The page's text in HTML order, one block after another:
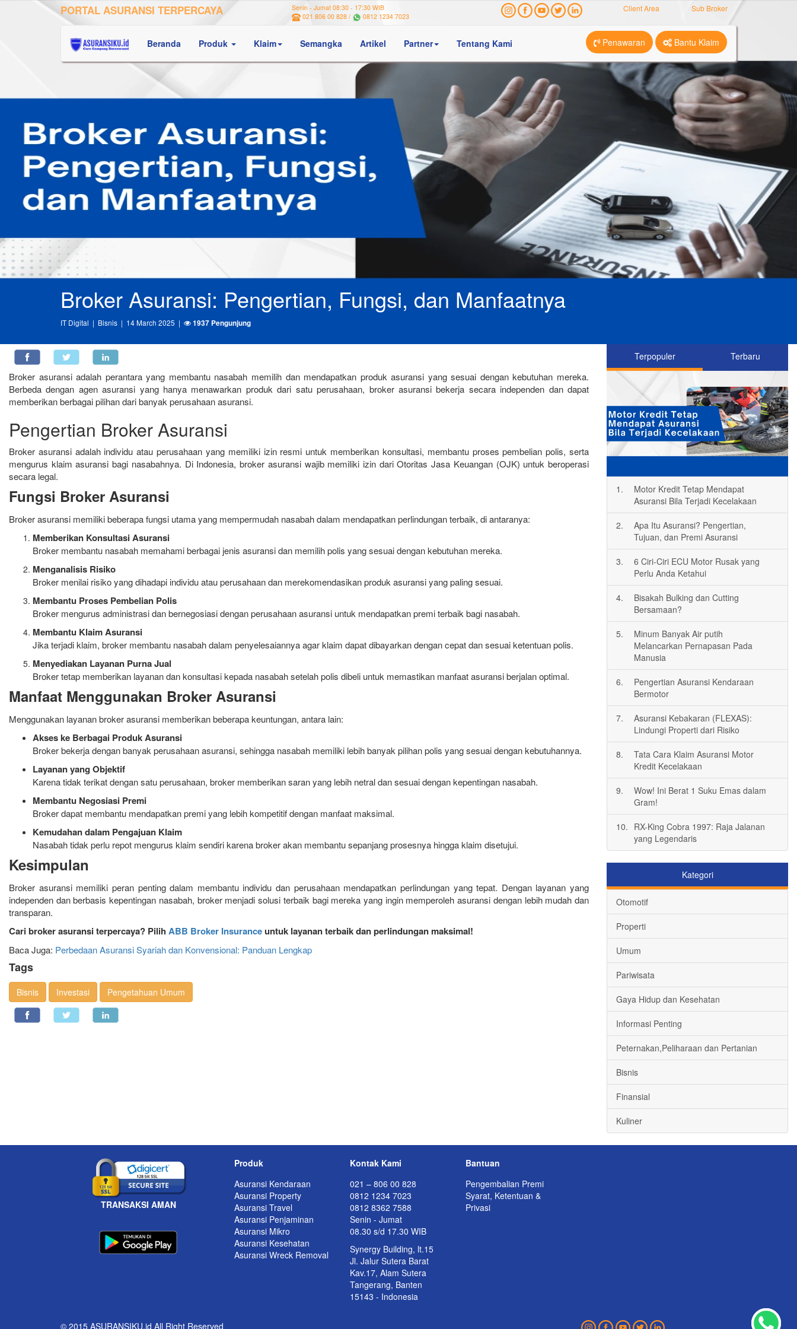
PORTAL ASURANSI TERPERCAYA
Senin - Jumat 08:30 - 17:30 WIB
021 806 00 828 /
0812 1234 7023
Client Area Sub Broker
Beranda Produk Klaim Semangka Artikel Partner Tentang Kami Penawaran Bantu Klaim
Broker Asuransi: Pengertian, Fungsi, dan Manfaatnya
IT Digital | Bisnis | 14 March 2025 | 1937 Pengunjung
Broker asuransi adalah perantara yang membantu nasabah memilih dan mendapatkan produk asuransi yang sesuai dengan kebutuhan mereka.
Berbeda dengan agen asuransi yang hanya menawarkan produk dari satu perusahaan, broker asuransi bekerja secara independen dan dapat
memberikan berbagai pilihan dari banyak perusahaan asuransi.
Pengertian Broker Asuransi
Broker asuransi adalah individu atau perusahaan yang memiliki izin resmi untuk memberikan konsultasi, membantu proses pembelian polis, serta
mengurus klaim asuransi bagi nasabahnya. Di Indonesia, broker asuransi wajib memiliki izin dari Otoritas Jasa Keuangan (OJK) untuk beroperasi
secara legal.
Fungsi Broker Asuransi
Broker asuransi memiliki beberapa fungsi utama yang mempermudah nasabah dalam mendapatkan perlindungan terbaik, di antaranya:
Memberikan Konsultasi Asuransi
Broker membantu nasabah memahami berbagai jenis asuransi dan memilih polis yang sesuai dengan kebutuhan mereka.
Menganalisis Risiko
Broker menilai risiko yang dihadapi individu atau perusahaan dan merekomendasikan produk asuransi yang paling sesuai.
Membantu Proses Pembelian Polis
Broker mengurus administrasi dan bernegosiasi dengan perusahaan asuransi untuk mendapatkan premi terbaik bagi nasabah.
Membantu Klaim Asuransi
Jika terjadi klaim, broker membantu nasabah dalam penyelesaiannya agar klaim dapat dibayarkan dengan cepat dan sesuai ketentuan polis.
Menyediakan Layanan Purna Jual
Broker tetap memberikan layanan dan konsultasi kepada nasabah setelah polis dibeli untuk memastikan manfaat asuransi berjalan optimal.
Manfaat Menggunakan Broker Asuransi
Menggunakan layanan broker asuransi memberikan beberapa keuntungan, antara lain:
Akses ke Berbagai Produk Asuransi
Broker bekerja dengan banyak perusahaan asuransi, sehingga nasabah memiliki lebih banyak pilihan polis yang sesuai dengan kebutuhannya.
Layanan yang Objektif
Karena tidak terikat dengan satu perusahaan, broker memberikan saran yang lebih netral dan sesuai dengan kepentingan nasabah.
Membantu Negosiasi Premi
Broker dapat membantu mendapatkan premi yang lebih kompetitif dengan manfaat maksimal.
Kemudahan dalam Pengajuan Klaim
Nasabah tidak perlu repot mengurus klaim sendiri karena broker akan membantu sepanjang prosesnya hingga klaim disetujui.
Kesimpulan
Broker asuransi memiliki peran penting dalam membantu individu dan perusahaan mendapatkan perlindungan yang tepat. Dengan layanan yang
independen dan berbasis kepentingan nasabah, broker menjadi solusi terbaik bagi mereka yang ingin memperoleh asuransi dengan lebih mudah dan
transparan.
Cari broker asuransi terpercaya? Pilih ABB Broker Insuranceuntuk layanan terbaik dan perlindungan maksimal!
Baca Juga: Perbedaan Asuransi Syariah dan Konvensional: Panduan Lengkap
Tags
Bisnis Investasi Pengetahuan Umum
Terpopuler Terbaru
1.
Motor Kredit Tetap Mendapat
Asuransi Bila Terjadi Kecelakaan
2.
Apa Itu Asuransi? Pengertian,
Tujuan, dan Premi Asuransi
3.
6 Ciri-Ciri ECU Motor Rusak yang
Perlu Anda Ketahui
4.
Bisakah Bulking dan Cutting
Bersamaan?
5.
Minum Banyak Air putih
Melancarkan Pernapasan Pada
Manusia
6.
Pengertian Asuransi Kendaraan
Bermotor
7.
Asuransi Kebakaran (FLEXAS):
Lindungi Properti dari Risiko
8.
Tata Cara Klaim Asuransi Motor
Kredit Kecelakaan
9.
Wow! Ini Berat 1 Suku Emas dalam
Gram!
10. RX-King Cobra 1997: Raja Jalanan
yang Legendaris
Kategori
Otomotif
Properti
Umum
Pariwisata
Gaya Hidup dan Kesehatan
Informasi Penting
Peternakan,Peliharaan dan Pertanian
Bisnis
Finansial
Kuliner
TRANSAKSI AMAN
Produk
Asuransi Kendaraan
Asuransi Property
Asuransi Travel
Asuransi Penjaminan
Asuransi Mikro
Asuransi Kesehatan
Asuransi Wreck Removal
Kontak Kami
021 – 806 00 828
0812 1234 7023
0812 8362 7588
Senin - Jumat
08.30 s/d 17.30 WIB
Synergy Building, lt.15
Jl. Jalur Sutera Barat
Kav.17, Alam Sutera
Tangerang, Banten
15143 - Indonesia
Bantuan
Pengembalian Premi
Syarat, Ketentuan &
Privasi
© 2015 ASURANSIKU.id All Right Reserved